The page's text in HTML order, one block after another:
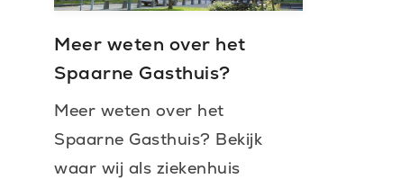
Meer weten over het
Spaarne Gasthuis?
Meer weten over het
Spaarne Gasthuis? Bekijk
waar wij als ziekenhuis